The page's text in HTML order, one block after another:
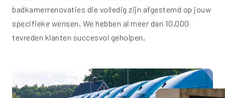
badkamerrenovaties die volledig zijn afgestemd op jouw
specifieke wensen. We hebben al meer dan 10.000
tevreden klanten succesvol geholpen.